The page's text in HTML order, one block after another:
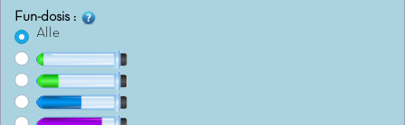
Fun-dosis :
Alle